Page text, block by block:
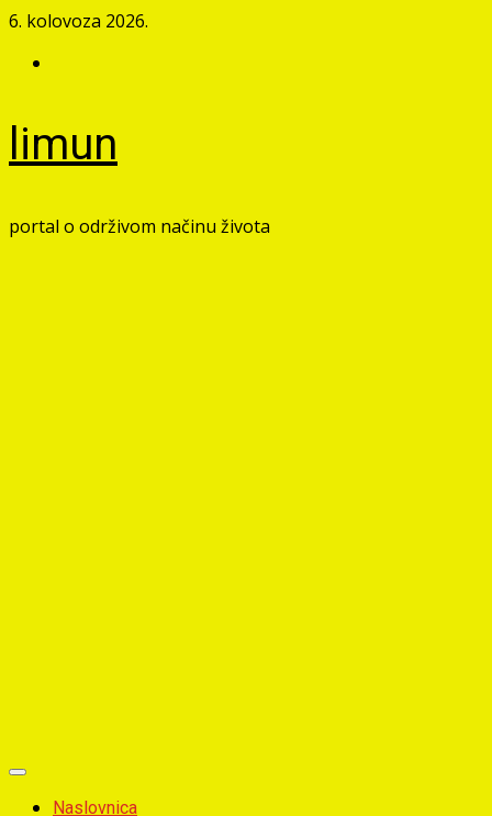
Skip
content
6. kolovoza 2026.
limun
portal o održivom načinu života
Primary
MenuNaslovnica